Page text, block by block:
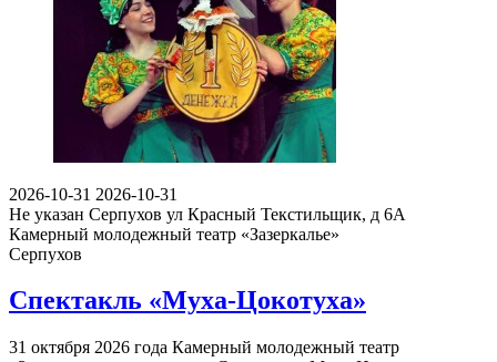
2026-10-31 2026-10-31
Не указан Серпухов ул Красный Текстильщик, д 6А
Камерный молодежный театр «Зазеркалье»
Серпухов
Спектакль «Муха-Цокотуха»
31 октября 2026 года Камерный молодежный театр